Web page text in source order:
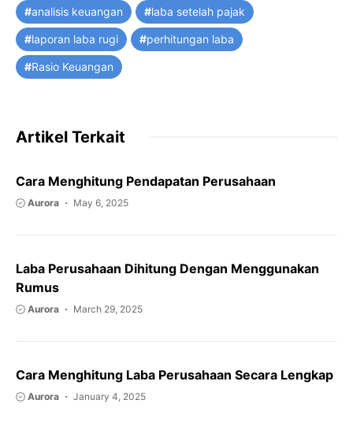
Tagsanalisis keuangan laba setelah pajak
laporan laba rugi perhitungan laba
Rasio Keuangan
Artikel Terkait
Cara Menghitung Pendapatan Perusahaan
Aurora May 6, 2025
Laba Perusahaan Dihitung Dengan Menggunakan
Rumus
Aurora March 29, 2025
Cara Menghitung Laba Perusahaan Secara Lengkap
Aurora January 4, 2025